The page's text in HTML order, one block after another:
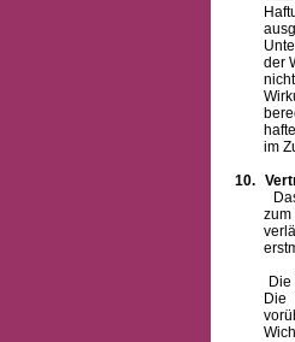
der
im
10.
Das
Die
Die